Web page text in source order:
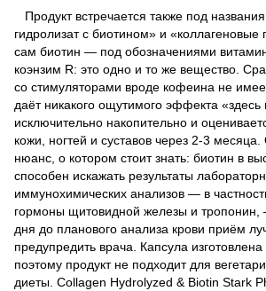
Продукт встречается также под
гидролизат с биотином» и «коллагеновые
сам биотин — под обозначениями
коэнзим R: это одно и то же вещество.
со стимуляторами вроде кофеина не
даёт никакого ощутимого эффекта «здесь
исключительно накопительно и
кожи, ногтей и суставов через 2-3
нюанс, о котором стоит знать: биотин в
способен искажать результаты
иммунохимических анализов — в
гормоны щитовидной железы и тропонин,
дня до планового анализа крови приём
предупредить врача. Капсула изготовлена
поэтому продукт не подходит для
диеты. Collagen Hydrolyzed & Biotin Stark